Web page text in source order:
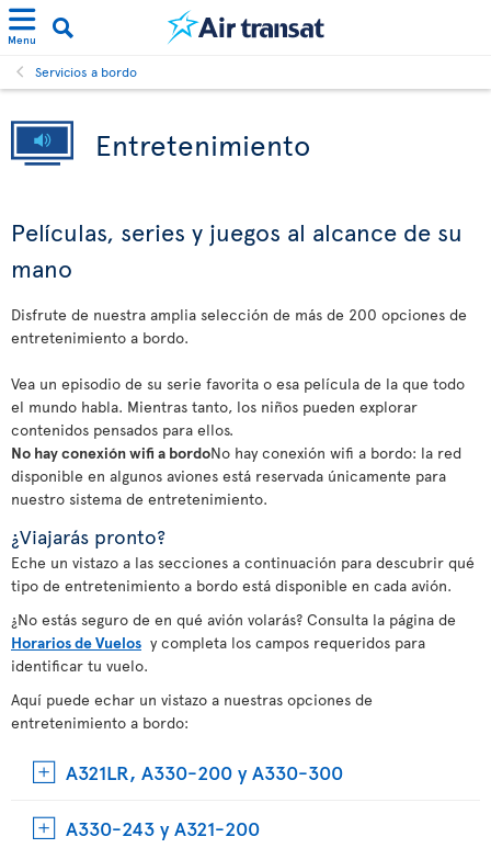
Menu
Servicios a bordo
Entretenimiento
Películas, series y juegos al alcance de su
mano
Disfrute de nuestra amplia selección de más de 200 opciones de
entretenimiento a bordo.
Vea un episodio de su serie favorita o esa película de la que todo
el mundo habla. Mientras tanto, los niños pueden explorar
contenidos pensados para ellos.
No hay conexión wifi a bordoNo hay conexión wifi a bordo: la red
disponible en algunos aviones está reservada únicamente para
nuestro sistema de entretenimiento.
¿Viajarás pronto?
Eche un vistazo a las secciones a continuación para descubrir qué
tipo de entretenimiento a bordo está disponible en cada avión.
¿No estás seguro de en qué avión volarás? Consulta la página de
Horarios de Vuelos y completa los campos requeridos para
identificar tu vuelo.
Aquí puede echar un vistazo a nuestras opciones de
entretenimiento a bordo:
A321LR, A330-200 y A330-300
A330-243 y A321-200